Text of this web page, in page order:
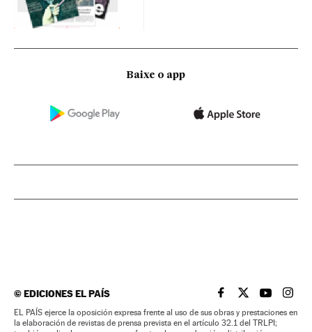
Baixe o app
©EDICIONES EL PAÍS EL PAÍS BRASIL EN
EL PAÍSEL PAÍS
EL
EL PAÍS ejerce la oposición expresa frente al uso de sus obras y prestaciones en
la elaboración de revistas de prensa prevista en el artículo 32.1 del TRLPI;